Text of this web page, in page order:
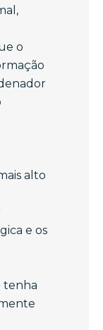
o
alto
e os
tenha